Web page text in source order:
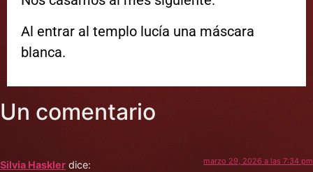
Al entrar al templo lucía una máscara
blanca.
Un comentario
Silvia Haskler dice: marzo 29, 2026 a las 7:34 pm